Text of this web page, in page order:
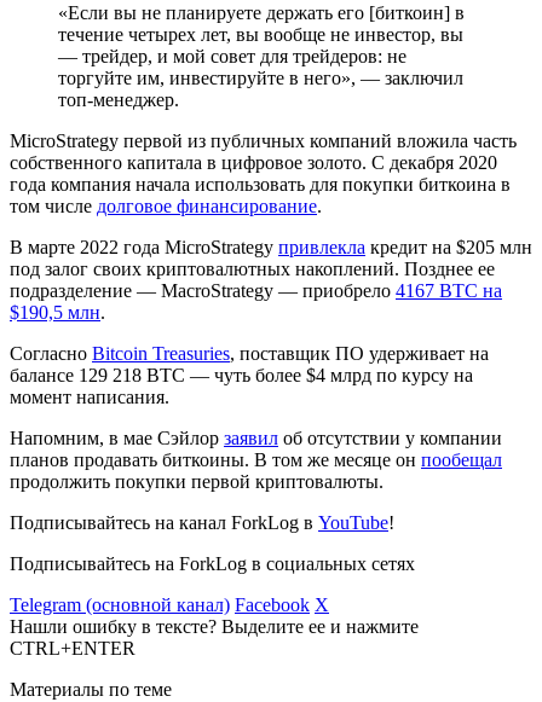
«Если вы не планируете держать его [биткоин] в
течение четырех лет, вы вообще не инвестор, вы
— трейдер, и мой совет для трейдеров: не
торгуйте им, инвестируйте в него», — заключил
топ-менеджер.
MicroStrategy первой из публичных компаний вложила часть
собственного капитала в цифровое золото. С декабря 2020
года компания начала использовать для покупки биткоина в
том числе долговое финансирование.
В марте 2022 года MicroStrategy привлекла кредит на $205 млн
под залог своих криптовалютных накоплений. Позднее ее
подразделение — MacroStrategy — приобрело 4167 BTC на
$190,5 млн.
Согласно Bitcoin Treasuries, поставщик ПО удерживает на
балансе 129 218 BTC — чуть более $4 млрд по курсу на
момент написания.
Напомним, в мае Сэйлор заявил об отсутствии у компании
планов продавать биткоины. В том же месяце он пообещал
продолжить покупки первой криптовалюты.
Подписывайтесь на канал ForkLog в YouTube!
Подписывайтесь на ForkLog в социальных сетях
Telegram (основной канал) Facebook X
Нашли ошибку в тексте? Выделите ее и нажмите
CTRL+ENTER
Материалы по теме